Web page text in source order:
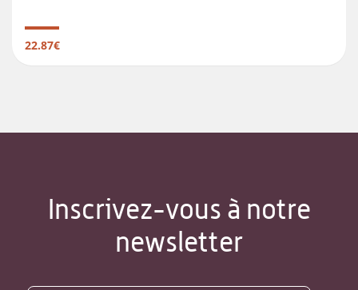
22.87€
Inscrivez-vous à notre
newsletter